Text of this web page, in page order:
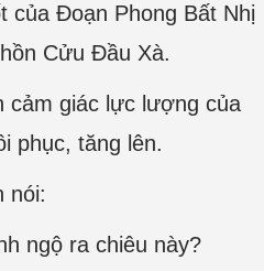
của Đoạn Phong Bất Nhị
Cửu Đầu Xà.
cảm giác lực lượng của
phục, tăng lên.
nói:
ngộ ra chiêu này?